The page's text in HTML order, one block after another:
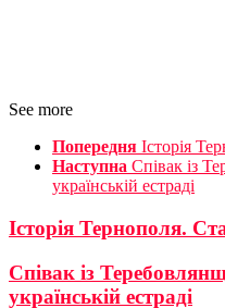
See more
Попередня Історія
Наступна Співак із
українській естраді
Історія Тернополя.
Співак із
українській естраді